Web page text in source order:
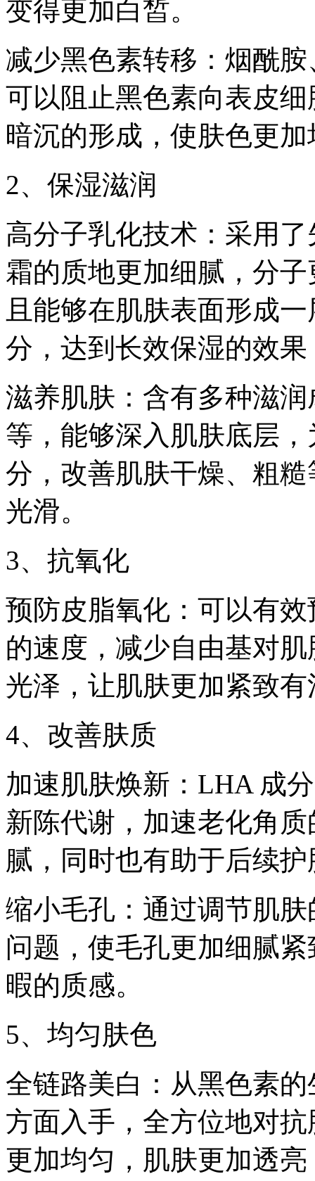
变得更加白皙。
减少黑色素转移：烟酰
可以阻止黑色素向表皮
暗沉的形成，使肤色更
2、保湿滋润
高分子乳化技术：采用
霜的质地更加细腻，分
且能够在肌肤表面形成
分，达到长效保湿的效
滋养肌肤：含有多种滋
等，能够深入肌肤底层
分，改善肌肤干燥、粗
光滑。
3、抗氧化
预防皮脂氧化：可以有
的速度，减少自由基对
光泽，让肌肤更加紧致有
4、改善肤质
加速肌肤焕新：LHA 成
新陈代谢，加速老化角
腻，同时也有助于后续
缩小毛孔：通过调节肌
问题，使毛孔更加细腻
暇的质感。
5、均匀肤色
全链路美白：从黑色素
方面入手，全方位地对
更加均匀，肌肤更加透